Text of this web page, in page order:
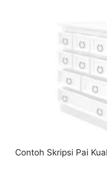
Contoh Skripsi Pai